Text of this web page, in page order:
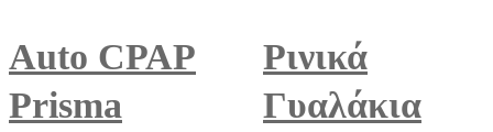
Auto CPAP
Prisma
Ρινικά
Γυαλάκια